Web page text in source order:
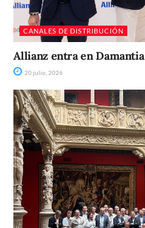
CANALES DE DISTRIBUCIÓN
Allianz entra en Damantia
20 julio, 2026